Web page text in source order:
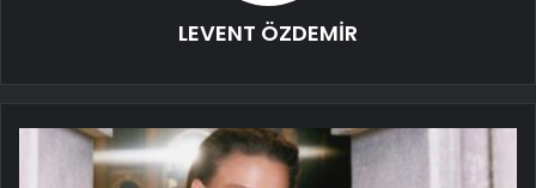
LEVENT ÖZDEMİR